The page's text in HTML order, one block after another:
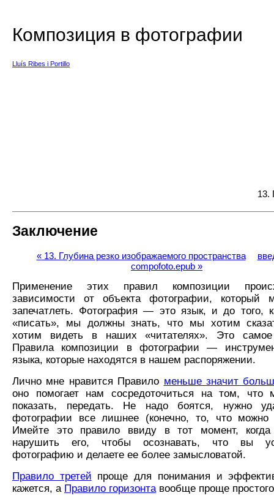
Композиция в фотографии
Lluís Ribes i Portillo
13.
Заключение
«13. Глубина резко изображаемого пространства
compofoto.epub »
Применение этих правил композиции
зависимости от объекта фотографии, который
запечатлеть. Фотография — это язык, и до того,
«писать», мы должны знать, что мы хотим
хотим видеть в наших «читателях». Это самое
Правила композиции в фотографии —
языка, которые находятся в нашем распоряжении.
Лично мне нравится Правило меньше значит
оно помогает нам сосредоточиться на том, что
показать, передать. Не надо боятся, нужно
фотографии все лишнее (конечно, то, что можно
Имейте это правило ввиду в тот момент, когда
нарушить его, чтобы осознавать, что вы
фотографию и делаете ее более замысловатой.
Правило третей проще для понимания и
кажется, а Правило горизонтавообще проще